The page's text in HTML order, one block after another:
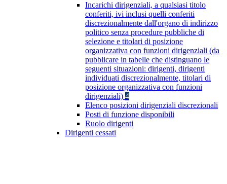
Incarichi dirigenziali, a qualsiasi titolo
conferiti, ivi inclusi quelli conferiti
discrezionalmente dall'organo di indirizzo
politico senza procedure pubbliche di
selezione e titolari di posizione
organizzativa con funzioni dirigenziali (da
pubblicare in tabelle che distinguano le
seguenti situazioni: dirigenti, dirigenti
individuati discrezionalmente, titolari di
posizione organizzativa con funzioni
dirigenziali) 4
Elenco posizioni dirigenziali discrezionali
Posti di funzione disponibili
Ruolo dirigenti
Dirigenti cessati